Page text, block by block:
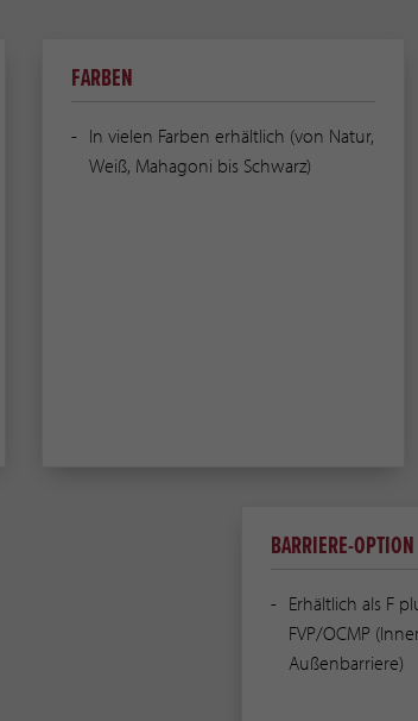
FARBEN
In vielen Farben erhältlich (von Natur,
Weiß, Mahagoni bis Schwarz)
BARRIERE-OPTION
Erhältlich als F
FVP/OCMP
Außenbarriere)